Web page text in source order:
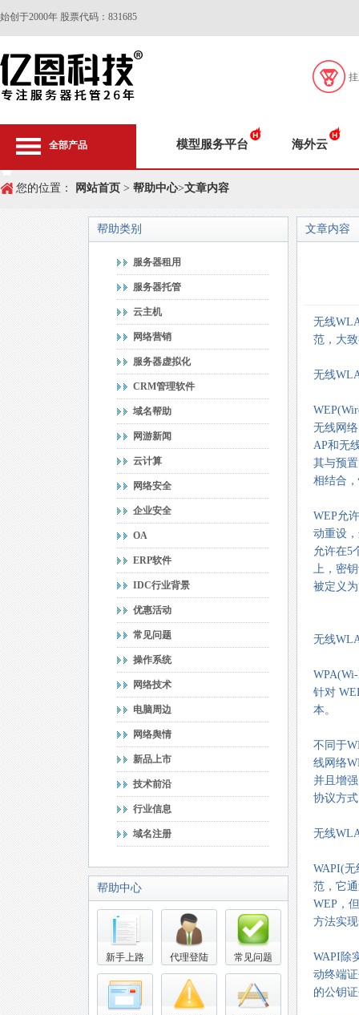
始创于2000年 股票代码：831685
全部产品 模型服务平台 海外云
您的位置： 网站首页 > 帮助中心>文章内容
帮助类别
服务器租用
服务器托管
云主机
网络营销
服务器虚拟化
CRM管理软件
域名帮助
网游新闻
云计算
网络安全
企业安全
OA
ERP软件
IDC行业背景
优惠活动
常见问题
操作系统
网络技术
电脑周边
网络舆情
新品上市
技术前沿
行业信息
域名注册
帮助中心
新手上路 代理登陆 常见问题
文章内容
无线
范，大
无线
无线网
AP和无
其与预
相结合
WEP允
动重设
允许在5
上，密
被定义
无线
针对
本。
不同于
线网络
并且增
协议方
无线
WAPI(无
范，它
WEP，
方法实
WAPI除
动终端
的公钥